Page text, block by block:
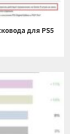
для PS5